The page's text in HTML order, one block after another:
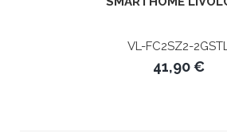
VL-FC2SZ2-
41,90 €